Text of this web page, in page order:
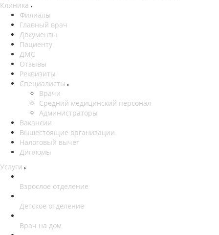
Клиника
Филиалы
Главный врач
Документы
Пациенту
ДМС
Отзывы
Реквизиты
Специалисты
Врачи
Средний медицинский персонал
Администраторы
Вакансии
Вышестоящие организации
Налоговый вычет
Дипломы
Услуги
Взрослое отделение
Детское отделение
Врач на дом